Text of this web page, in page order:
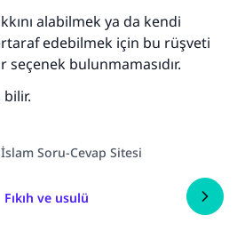
alabilmek ya da kendi
edebilmek için bu rüşveti
bulunmamasıdır.
İslam Soru-Cevap Sitesi
Fıkıh ve usulü